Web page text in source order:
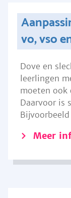
vo, vso
Dove en
leerlingen
moeten ook
Daarvoor is
Meer